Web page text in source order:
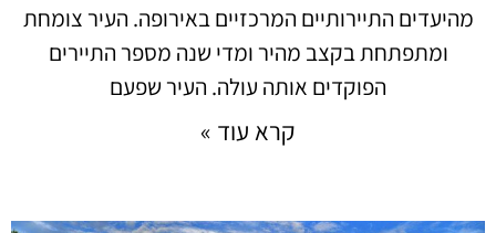
מהיעדים התיירותיים המרכזיים באירופה. העיר צומחת
ומתפתחת בקצב מהיר ומדי שנה מספר התיירים
הפוקדים אותה עולה. העיר שפעם
קרא עוד »